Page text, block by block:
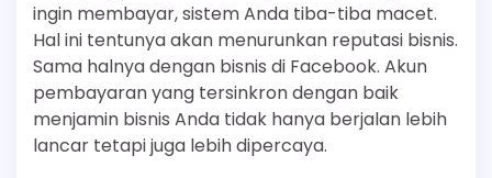
ingin membayar, sistem Anda tiba-tiba macet.
Hal ini tentunya akan menurunkan reputasi bisnis.
Sama halnya dengan bisnis di Facebook. Akun
pembayaran yang tersinkron dengan baik
menjamin bisnis Anda tidak hanya berjalan lebih
lancar tetapi juga lebih dipercaya.